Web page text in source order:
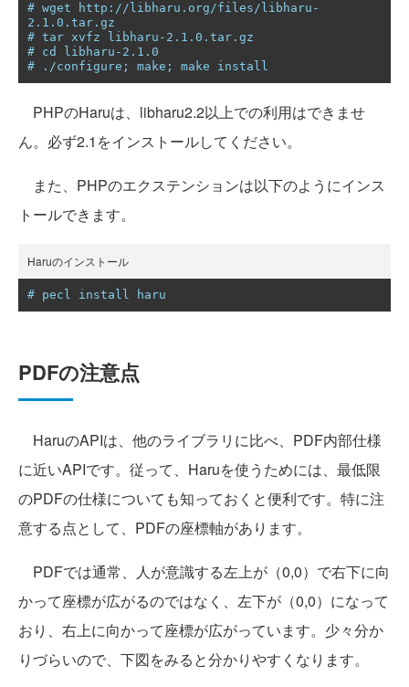
# wget http://libharu.org/files/libharu-
2.1.0.tar.gz
# tar xvfz libharu-2.1.0.tar.gz
# cd libharu-2.1.0
# ./configure; make; make install
PHPのHaruは、libharu2.2以上での利用はできませ
ん。必ず2.1をインストールしてください。
また、PHPのエクステンションは以下のようにインス
トールできます。
Haruのインストール
# pecl install haru
PDFの注意点
HaruのAPIは、他のライブラリに比べ、PDF内部仕様
に近いAPIです。従って、Haruを使うためには、最低限
のPDFの仕様についても知っておくと便利です。特に注
意する点として、PDFの座標軸があります。
PDFでは通常、人が意識する左上が（0,0）で右下に向
かって座標が広がるのではなく、左下が（0,0）になって
おり、右上に向かって座標が広がっています。少々分か
りづらいので、下図をみると分かりやすくなります。